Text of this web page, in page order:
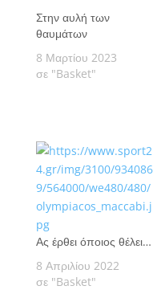
Στην αυλή των
θαυμάτων
8 Μαρτίου 2023
σε "Basket"
Ας έρθει όποιος θέλει…
8 Απριλίου 2022
σε "Basket"